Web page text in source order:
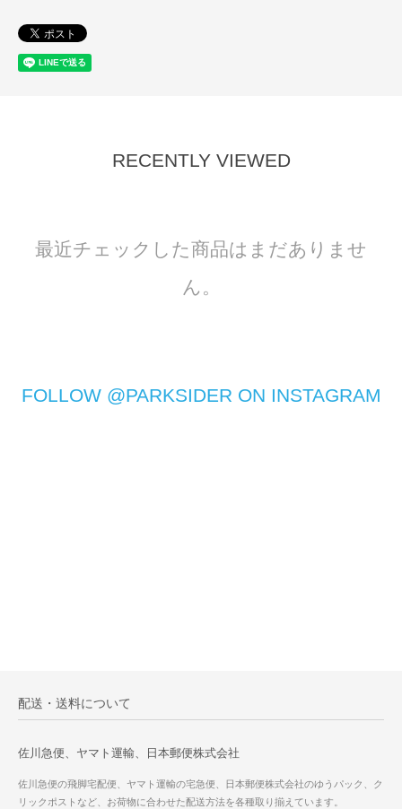
RECENTLY VIEWED
最近チェックした商品はまだありませ
ん。
FOLLOW @PARKSIDER ON INSTAGRAM
配送・送料について
佐川急便、ヤマト運輸、日本郵便株式会社
佐川急便の飛脚宅配便、ヤマト運輸の宅急便、日本郵便株式会社のゆうパック、ク
リックポストなど、お荷物に合わせた配送方法を各種取り揃えています。